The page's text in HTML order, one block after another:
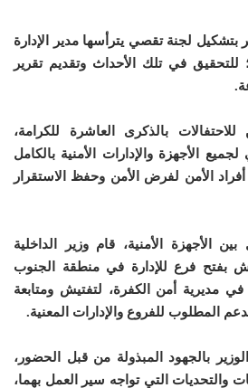
بتشكيل لجنة تقصي يترأسها مدير الإدارة
للتحقيق في تلك الأحداث وتقديم تقرير
بالذكرى العاشرة للكرامة،
الأجهزة والإدارات الأمنية بالكامل
أفراد الأمن لفرض الأمن وحفظ الاستقرار
الأجهزة الأمنية، قام وزير الداخلية
بفتح فرع للإدارة في منطقة الجنوب
مديرية أمن الكفرة، لتفتيش ومتابعة
المطلوب للفروع والإدارات المعنية.
بالجهود المبذولة من قبل الحضور،
والتحديات التي تواجه سير العمل بهما،